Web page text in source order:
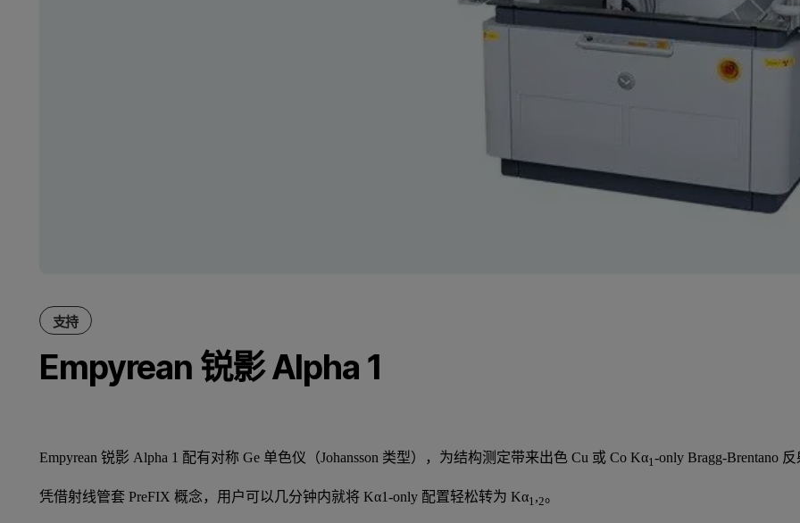
支持
Empyrean 锐影 Alpha 1
Empyrean 锐影 Alpha 1 配有对称 Ge 单色仪（Johansson 类型），为结构测定带来出色 Cu 或 Co Kα1-only Bragg-Brentano
凭借射线管套 PreFIX 概念，用户可以几分钟内就将 Kα1-only 配置轻松转为 Kα1,2。